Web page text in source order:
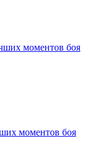
моментов боя
моментов боя